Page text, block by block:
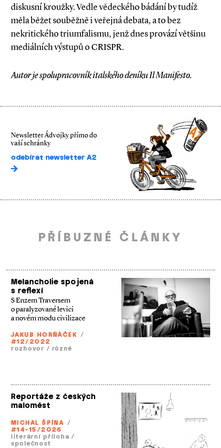
diskusní kroužky. Vedle vědeckého bádání by tudíž
měla běžet souběžně i veřejná debata, a to bez
nekritického triumfalis­mu, jenž dnes provází většinu
mediálních výstupů o CRISPR.
Autor je spolupracovník italského deníku Il Manifesto.
Newsletter Ádvojky přímo do
vaší schránky
odebírat newsletter A2
PŘÍBUZNÉ ČLÁNKY
Melancholie spojená
s reflexí
S Enzem Traversem
o paralyzované levici
a novém modu civilizace
JAKUB HORŇÁČEK /
#12/2022
rozhovor / různé
Reportáže z českých
maloměst
MICHAL ŠPÍNA /
#14-15/2026
literární příloha /
společnost